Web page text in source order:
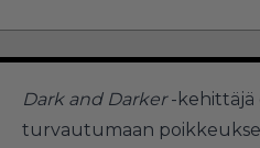
Dark and Darker-
turvautumaan